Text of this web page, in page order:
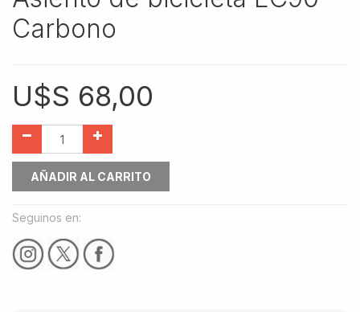
Carbono
U$S 68,00
AÑADIR AL CARRITO
Seguinos en: